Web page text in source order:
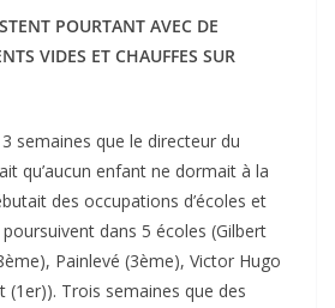
POURTANT AVEC DE
VIDES ET CHAUFFES SUR
semaines que le directeur du
qu’aucun enfant ne dormait à la
des occupations d’écoles et
dans 5 écoles (Gilbert
Painlevé (3ème), Victor Hugo
(1er)). Trois semaines que des